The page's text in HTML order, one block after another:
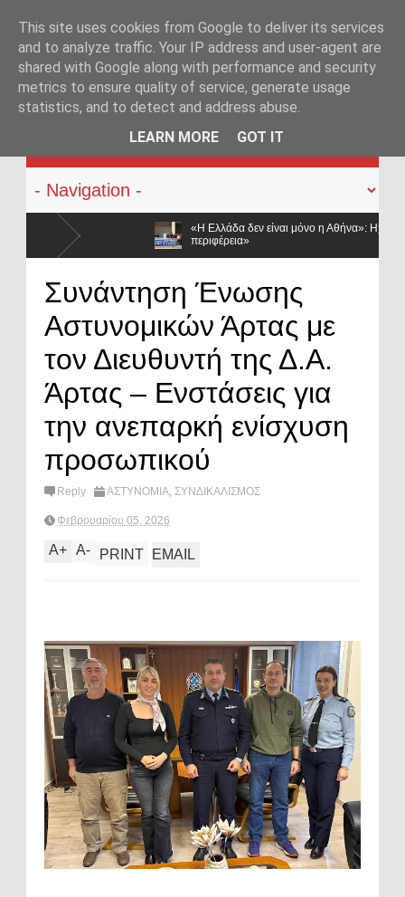
KATEHACKER
«Η Ελλάδα δεν είναι μόνο η Αθήνα»: Ηχηρό μήνυμα από τα Ιωάννινα – «66 από
Συνάντηση Ένωσης
Αστυνομικών Άρτας με
τον Διευθυντή της Δ.Α.
Άρτας – Ενστάσεις για
την ανεπαρκή ενίσχυση
προσωπικού
Reply ΑΣΤΥΝΟΜΙΑ, ΣΥΝΔΙΚΑΛΙΣΜΟΣ
Φεβρουαρίου 05, 2026
A+ A- PRINT EMAIL
This site uses cookies from Google to deliver its services
and to analyze traffic. Your IP address and user-agent are
shared with Google along with performance and security
metrics to ensure quality of service, generate usage
statistics, and to detect and address abuse.
LEARN MORE
GOT IT